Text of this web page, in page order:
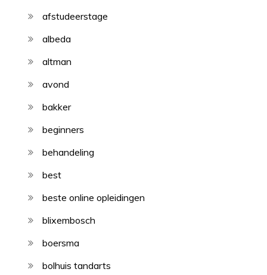
afstudeerstage
albeda
altman
avond
bakker
beginners
behandeling
best
beste online opleidingen
blixembosch
boersma
bolhuis tandarts